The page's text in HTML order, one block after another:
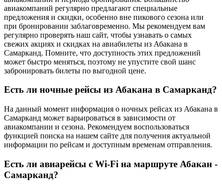
авиакомпаний регулярно предлагают специальные
предложения и скидки, особенно вне пикового сезона или
при бронировании заблаговременно. Мы рекомендуем вам
регулярно проверять наш сайт, чтобы узнавать о самых
свежих акциях и скидках на авиабилеты из Абакана в
Самарканд. Помните, что доступность этих предложений
может быстро меняться, поэтому не упустите свой шанс
забронировать билеты по выгодной цене.
Есть ли ночные рейсы из Абакана в Самарканд?
На данный момент информация о ночных рейсах из Абакана в
Самарканд может варьироваться в зависимости от
авиакомпании и сезона. Рекомендуем воспользоваться
функцией поиска на нашем сайте для получения актуальной
информации по рейсам и доступным временам отправления.
Есть ли авиарейсы с Wi-Fi на маршруте Абакан -
Самарканд?